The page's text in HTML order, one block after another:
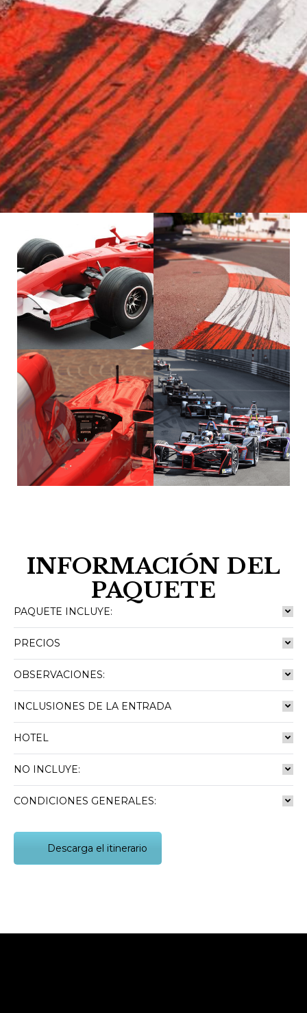
INFORMACIÓN DEL
PAQUETE
PAQUETE INCLUYE:
PRECIOS
OBSERVACIONES:
INCLUSIONES DE LA ENTRADA
HOTEL
NO INCLUYE:
CONDICIONES GENERALES:
Descarga el itinerario